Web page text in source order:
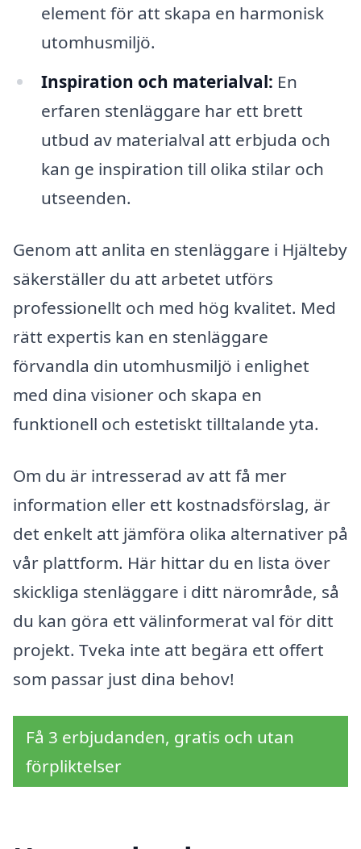
element för att skapa en harmonisk
utomhusmiljö.
Inspiration och materialval: En
erfaren stenläggare har ett brett
utbud av materialval att erbjuda och
kan ge inspiration till olika stilar och
utseenden.
Genom att anlita en stenläggare i Hjälteby
säkerställer du att arbetet utförs
professionellt och med hög kvalitet. Med
rätt expertis kan en stenläggare
förvandla din utomhusmiljö i enlighet
med dina visioner och skapa en
funktionell och estetiskt tilltalande yta.
Om du är intresserad av att få mer
information eller ett kostnadsförslag, är
det enkelt att jämföra olika alternativer på
vår plattform. Här hittar du en lista över
skickliga stenläggare i ditt närområde, så
du kan göra ett välinformerat val för ditt
projekt. Tveka inte att begära ett offert
som passar just dina behov!
Få 3 erbjudanden, gratis och utan
förpliktelser